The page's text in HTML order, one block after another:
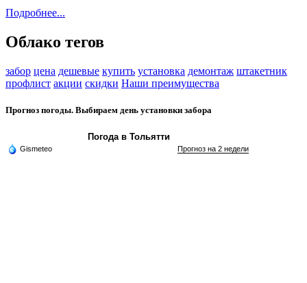
Подробнее...
Облако тегов
забор цена дешевые купить установка демонтаж штакетник
профлист акции скидки Наши преимущества
Прогноз погоды. Выбираем день установки забора
Погода в Тольятти
Gismeteo Прогноз на 2 недели